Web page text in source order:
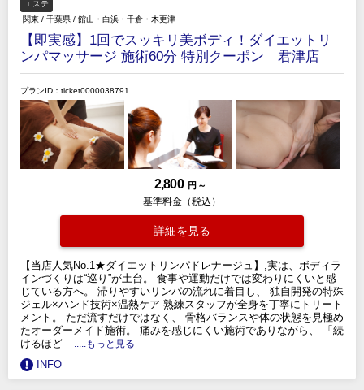
エステ
関東 / 千葉県 / 館山・白浜・千倉・木更津
【即実感】1回でスッキリ美ボディ！ダイエットリ
ンパマッサージ 施術60分 特別クーポン 君津店
プランID：ticket0000038791
2,800 円 ～
基準料金（税込）
詳細を見る
【当店人気No.1★ダイエットリンパドレナージュ】,実は、ボディラ
インづくりは“巡り”が土台。 食事や運動だけでは変わりにくいと感
じている方へ。 滞りやすいリンパの流れに着目し、 独自開発の特殊
ジェル×ハンド技術×温熱ケア 熟練スタッフが全身を丁寧にトリート
メント。 ただ流すだけではなく、 骨格バランスや体の状態を見極め
たオーダーメイド施術。 痛みを感じにくい施術でありながら、 「続
けるほど
.....もっと見る
INFO